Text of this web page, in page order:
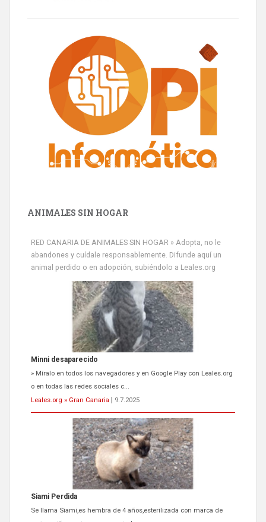
ANIMALES SIN HOGAR
RED CANARIA DE ANIMALES SIN HOGAR » Adopta, no le
abandones y cuídale responsablemente. Difunde aquí un
animal perdido o en adopción, subiéndolo a Leales.org
Siami Perdida
Se llama Siami,es hembra de 4 años,esterilizada con marca de
oreja,cariñosa,mimosa pero miedosa,e...
Leales.org » Gran Canaria | 9.7.2025
ADOPCIÓN URGENTE GATA TEROR GRAN CANARIA
El ayuntamiento se va a llevar a Los Gatos callejeros de la zona los